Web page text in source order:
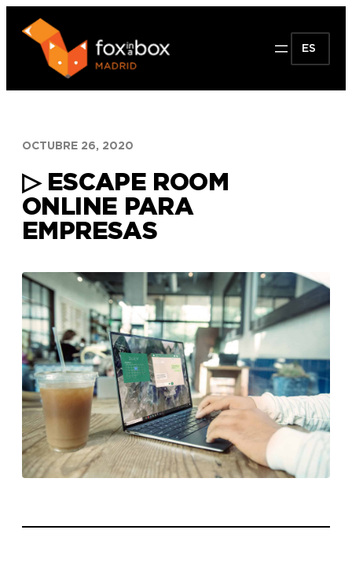
Saltar
contenido
ES
OCTUBRE 26, 2020
▷ ESCAPE ROOM
ONLINE PARA
EMPRESAS